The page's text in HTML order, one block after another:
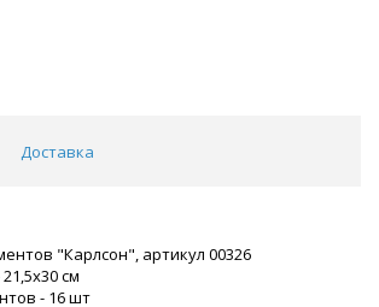
Доставка
"Карлсон", артикул 00326
см
- 16 шт